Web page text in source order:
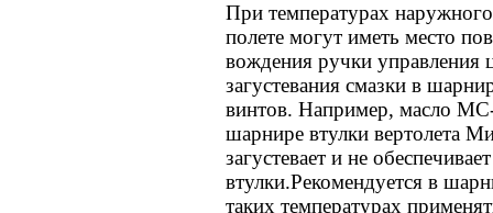
При температурах
полете могут иметь место
вождения ручки управления
загустевания смазки в
винтов. Например, масло
шарнире втулки вертолета
загустевает и не
втулки.Рекомендуется в
таких температурах